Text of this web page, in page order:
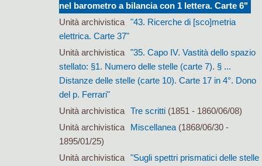
nel barometro a bilancia con 1 lettera. Carte 6"
Unità archivistica "43. Ricerche di [sco]metria
elettrica. Carte 37"
Unità archivistica "35. Capo IV. Vastità dello spazio
stellato: §1. Numero delle stelle (carte 7). § ...
Distanze delle stelle (carte 10). Carte 17 in 4°. Dono
del p. Ferrari"
Unità archivistica Tre scritti(1851 - 1860/06/08)
Unità archivistica
Miscellanea(1868/06/30 -
1895/01/25)
Unità archivistica "Sugli spettri prismatici delle stelle